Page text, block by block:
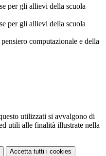
per gli allievi della scuola
per gli allievi della scuola
computazionale e della
utilizzati si avvalgono di
utili alle finalità illustrate nella
Accetta tutti i cookies